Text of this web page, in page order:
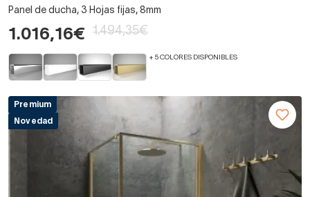
Panel de ducha, 3 Hojas fijas, 8mm
1.016,16€ 1.494,35€
+ 5 COLORES DISPONIBLES
Premium
Novedad